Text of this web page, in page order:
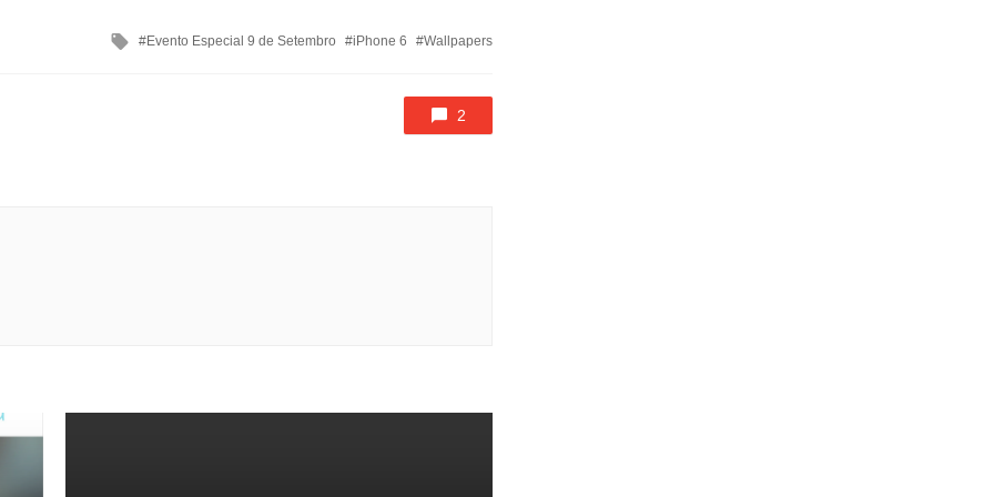
Tagged
Evento Especial 9 de Setembro iPhone 6 Wallpapers
2